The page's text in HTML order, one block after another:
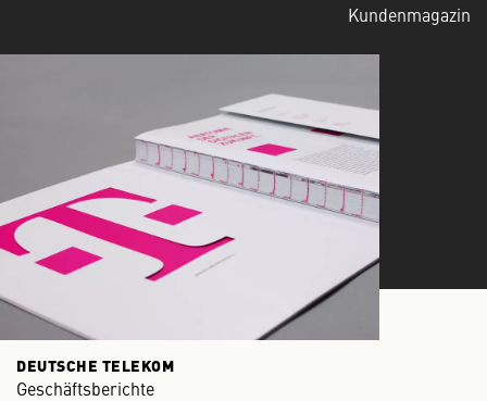
Kundenmagazin
DEUTSCHE TELEKOM
Geschäftsberichte